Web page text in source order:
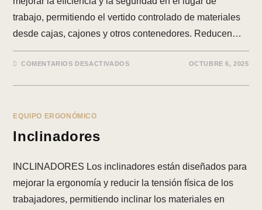
trabajo, permitiendo el vertido controlado de materiales
desde cajas, cajones y otros contenedores. Reducen…
COMENTARIOS DESACTIVADOSEN
OCTUBRE 6, 2025
EQUIPO ERGONÓMICO
Inclinadores
INCLINADORES Los inclinadores están diseñados para
mejorar la ergonomía y reducir la tensión física de los
trabajadores, permitiendo inclinar los materiales en